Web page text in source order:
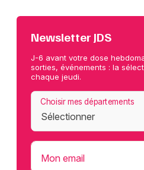
Newsletter JDS
J-6 avant votre dose
sorties, événements : la
chaque jeudi.
Choisir mes départements
Mon email